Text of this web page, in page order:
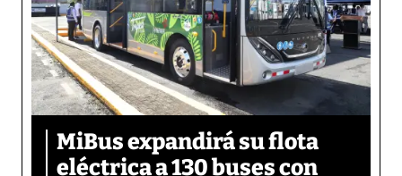
MiBus expandirá su flota
eléctrica a 130 buses con